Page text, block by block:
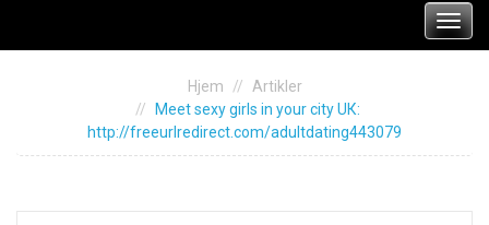
Meny
Hjem
Artikler
Mееt sеху girls in your city UК:
http://freeurlredirect.com/adultdating443079